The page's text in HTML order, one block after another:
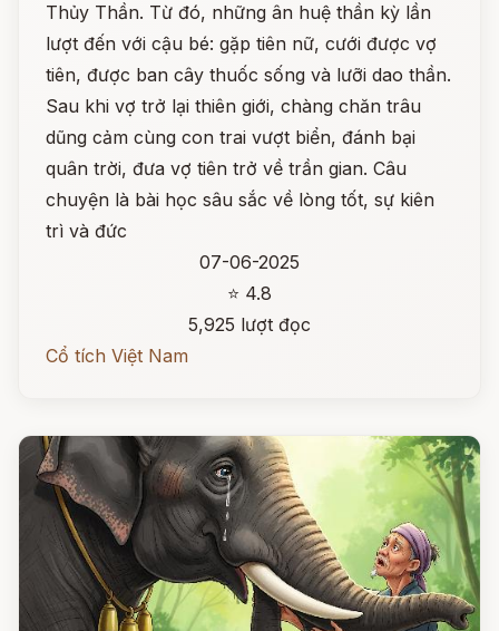
Thủy Thần. Từ đó, những ân huệ thần kỳ lần
lượt đến với cậu bé: gặp tiên nữ, cưới được vợ
tiên, được ban cây thuốc sống và lưỡi dao thần.
Sau khi vợ trở lại thiên giới, chàng chăn trâu
dũng cảm cùng con trai vượt biển, đánh bại
quân trời, đưa vợ tiên trở về trần gian. Câu
chuyện là bài học sâu sắc về lòng tốt, sự kiên
trì và đức
07-06-2025
⭐ 4.8
5,925 lượt đọc
Cổ tích Việt Nam